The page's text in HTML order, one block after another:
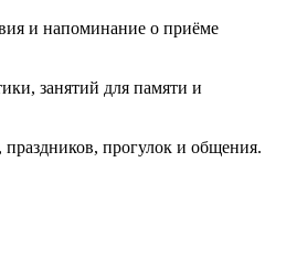
и напоминание о приёме
занятий для памяти и
праздников, прогулок и общения.